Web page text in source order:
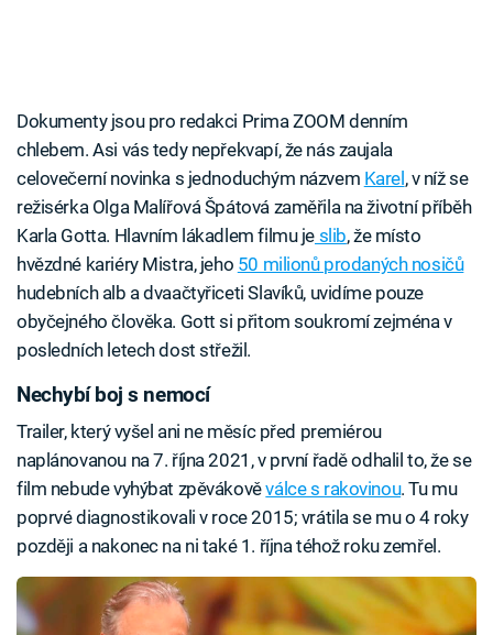
Dokumenty jsou pro redakci Prima ZOOM denním
chlebem. Asi vás tedy nepřekvapí, že nás zaujala
celovečerní novinka s jednoduchým názvem Karel, v níž se
režisérka Olga Malířová Špátová zaměřila na životní příběh
Karla Gotta. Hlavním lákadlem filmu jeslib, že místo
hvězdné kariéry Mistra, jeho 50 milionů prodaných nosičů
hudebních alb a dvaačtyřiceti Slavíků, uvidíme pouze
obyčejného člověka. Gott si přitom soukromí zejména v
posledních letech dost střežil.
Nechybí boj s nemocí
Trailer, který vyšel ani ne měsíc před premiérou
naplánovanou na 7. října 2021, v první řadě odhalil to, že se
film nebude vyhýbat zpěvákověválce s rakovinou. Tu mu
poprvé diagnostikovali v roce 2015; vrátila se mu o 4 roky
později a nakonec na ni také 1. října téhož roku zemřel.